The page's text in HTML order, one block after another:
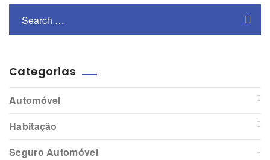
Categorias
Automóvel
Habitação
Seguro Automóvel